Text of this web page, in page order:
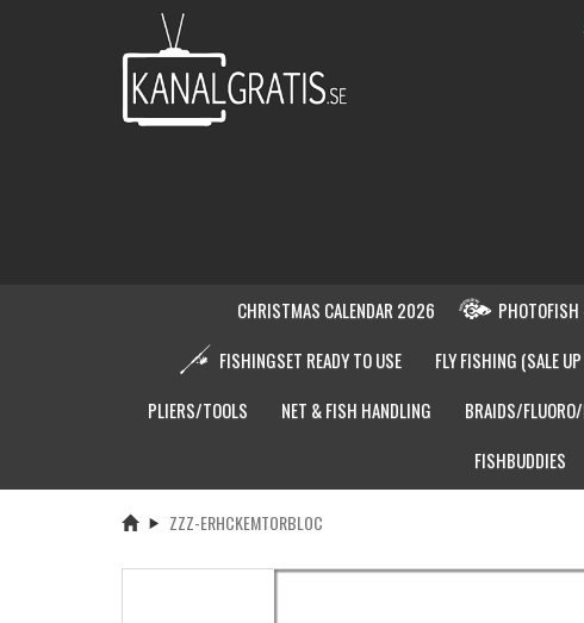
CHRISTMAS CALENDAR 2026 PHOTOFISH
FISHINGSET READY TO USE
FLY FISHING (SALE
PLIERS/TOOLS
NET & FISH HANDLING BRAIDS/FLUORO/
FISHBUDDIES
ZZZ-ERHCKEMTORBLOC